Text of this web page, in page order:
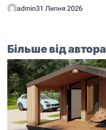
admin31 Липня 2026
Більше від автора